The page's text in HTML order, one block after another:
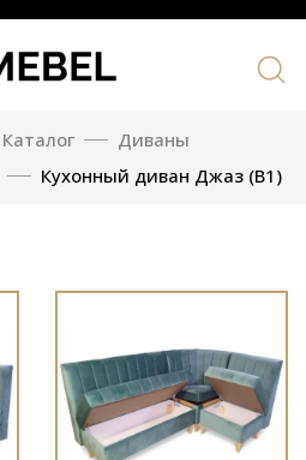
Каталог
Диваны
Кухонный диван Джаз (В1)